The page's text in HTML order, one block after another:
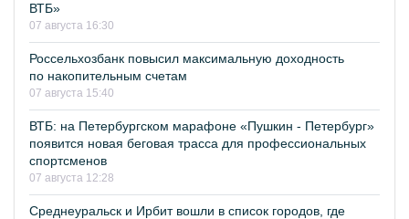
ВТБ»
07 августа 16:30
Россельхозбанк повысил максимальную доходность
по накопительным счетам
07 августа 15:40
ВТБ: на Петербургском марафоне «Пушкин - Петербург»
появится новая беговая трасса для профессиональных
спортсменов
07 августа 12:28
Среднеуральск и Ирбит вошли в список городов, где